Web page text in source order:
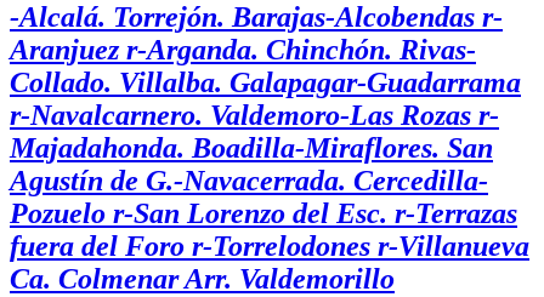
-Alcalá. Torrejón. Barajas-Alcobendas r-
Aranjuez r-Arganda. Chinchón. Rivas-
Collado. Villalba. Galapagar-Guadarrama
r-Navalcarnero. Valdemoro-Las Rozas r-
Majadahonda. Boadilla-Miraflores. San
Agustín de G.-Navacerrada. Cercedilla-
Pozuelo r-San Lorenzo del Esc. r-Terrazas
fuera del Foro r-Torrelodones r-Villanueva
Ca. Colmenar Arr. Valdemorillo